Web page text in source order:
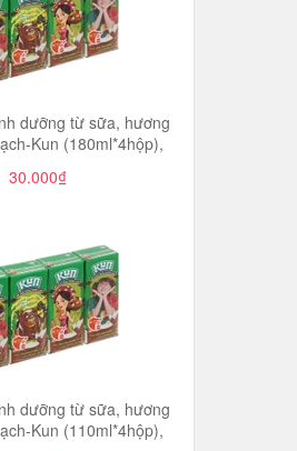
dưỡng từ sữa, hương
Kun (180ml*4hộp),
30.000₫
dưỡng từ sữa, hương
Kun (110ml*4hộp),